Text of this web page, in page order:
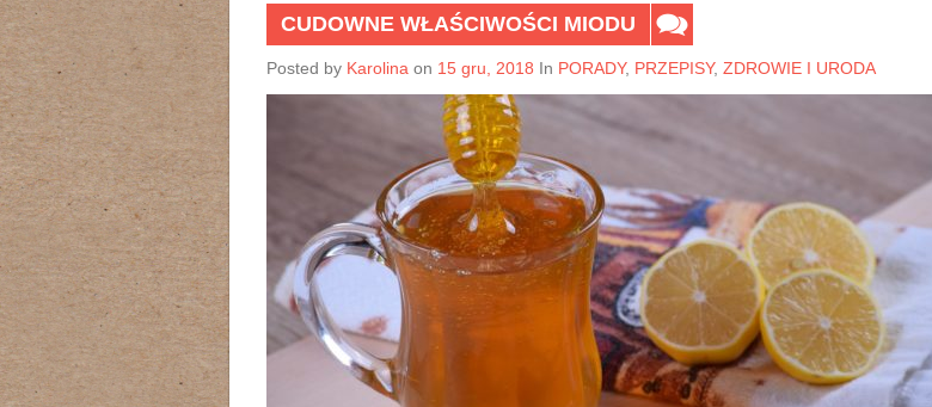
CUDOWNE WŁAŚCIWOŚCI MIODU
Posted by Karolina on 15 gru, 2018 In PORADY, PRZEPISY, ZDROWIE I URODA